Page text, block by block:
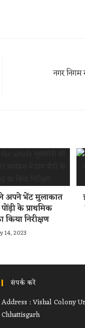
नगर निगम
ने अपने भेंट मुलाकात
के प्राथमिक
किया निरीक्षण
14, 2023
संपर्क करें
Address : Vishal Colony
Chhattisgarh